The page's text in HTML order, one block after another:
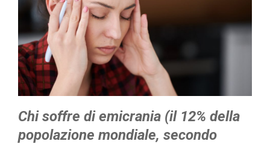
Chi soffre di emicrania (il 12% della
popolazione mondiale, secondo